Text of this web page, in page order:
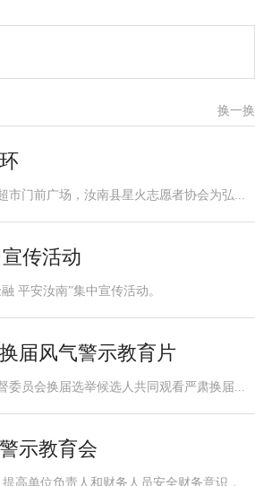
换一换
市门前广场，汝南县星火志愿者协会为弘...
传活动
平安汝南”集中宣传活动。
届风气警示教育片
委员会换届选举候选人共同观看严肃换届...
示教育会
高单位负责人和财务人员安全财务意识，...